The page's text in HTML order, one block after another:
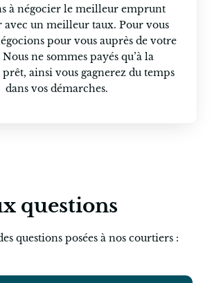
à négocier le meilleur emprunt
un meilleur taux. Pour vous
pour vous auprès de votre
ne sommes payés qu’à la
ainsi vous gagnerez du temps
dans vos démarches.
questions
questions posées à nos courtiers :